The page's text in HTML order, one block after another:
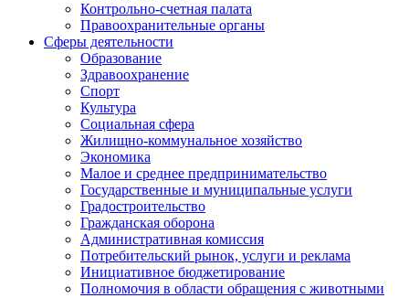
Контрольно-счетная палата
Правоохранительные органы
Сферы деятельности
Образование
Здравоохранение
Спорт
Культура
Социальная сфера
Жилищно-коммунальное хозяйство
Экономика
Малое и среднее предпринимательство
Государственные и муниципальные услуги
Градостроительство
Гражданская оборона
Административная комиссия
Потребительский рынок, услуги и реклама
Инициативное бюджетирование
Полномочия в области обращения с животными